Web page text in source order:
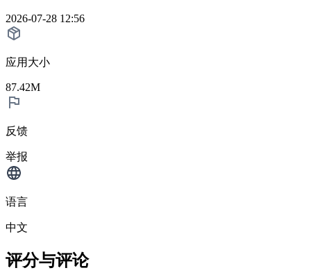
2026-07-28 12:56
应用大小
87.42M
反馈
举报
语言
中文
评分与评论